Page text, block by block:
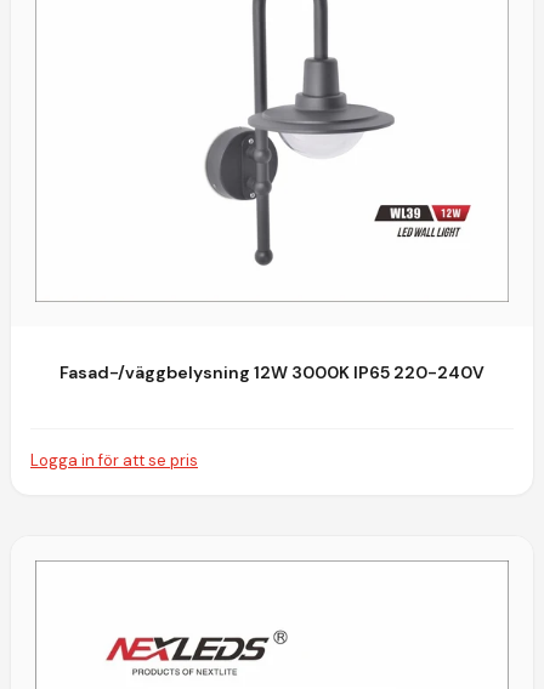
Fasad-/väggbelysning 12W 3000K IP65 220-240V
Logga in för att se pris